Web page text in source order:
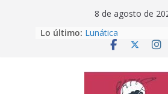
8 de agosto de
Lo último: Lunática
Pero, hasta
‘La broma infinita’ de
lecturas veraniegas